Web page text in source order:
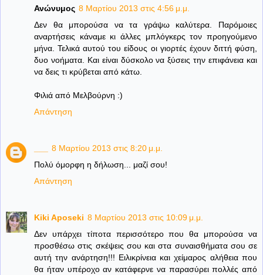
Ανώνυμος 8 Μαρτίου 2013 στις 4:56 μ.μ.
Δεν θα μπορούσα να τα γράψω καλύτερα. Παρόμοιες
αναρτήσεις κάναμε κι άλλες μπλόγκερς τον προηγούμενο
μήνα. Τελικά αυτού του είδους οι γιορτές έχουν διττή φύση,
δυο νοήματα. Και είναι δύσκολο να ξύσεις την επιφάνεια και
να δεις τι κρύβεται από κάτω.
Φιλιά από Μελβούρνη :)
Απάντηση
8 Μαρτίου 2013 στις 8:20 μ.μ.
Πολύ όμορφη η δήλωση... μαζί σου!
Απάντηση
Kiki Aposeki 8 Μαρτίου 2013 στις 10:09 μ.μ.
Δεν υπάρχει τίποτα περισσότερο που θα μπορούσα να
προσθέσω στις σκέψεις σου και στα συναισθήματα σου σε
αυτή την ανάρτηση!!! Ειλικρίνεια και χείμαρος αλήθεια που
θα ήταν υπέροχο αν κατάφερνε να παρασύρει πολλές από